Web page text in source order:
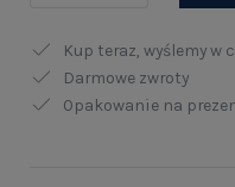
Kup teraz, wyślemy w
Darmowe zwroty
Opakowanie na